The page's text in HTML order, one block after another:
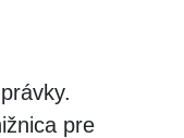
pre